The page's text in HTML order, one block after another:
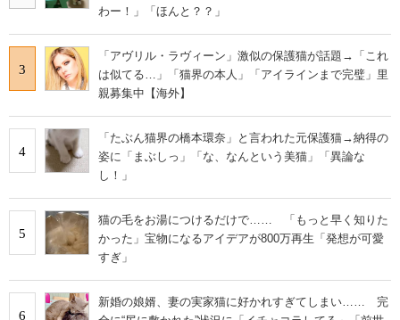
わー！」「ほんと？？」
3
「アヴリル・ラヴィーン」激似の保護猫が話題→「これ
は似てる…」「猫界の本人」「アイラインまで完璧」里
親募集中【海外】
4
「たぶん猫界の橋本環奈」と言われた元保護猫→納得の
姿に「まぶしっ」「な、なんという美猫」「異論な
し！」
5
猫の毛をお湯につけるだけで…… 「もっと早く知りた
かった」宝物になるアイデアが800万再生「発想が可愛
すぎ」
6
新婚の娘婿、妻の実家猫に好かれすぎてしまい…… 完